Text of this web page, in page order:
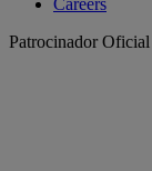
Careers
Patrocinador Oficial